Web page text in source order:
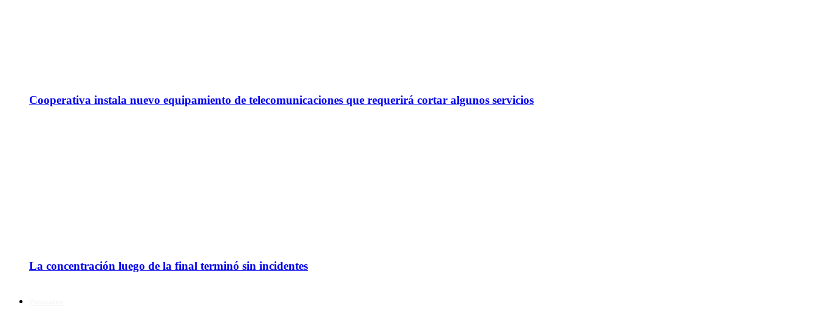
Cooperativa instala nuevo equipamiento de telecomunicaciones que requerirá cortar algunos servicios
La concentración luego de la final terminó sin incidentes